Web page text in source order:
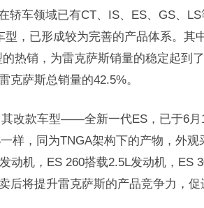
轿车领域已有CT、IS、ES、GS、
型，已形成较为完善的产品体系。
热销，为雷克萨斯销量的稳定起到
克萨斯总销量的42.5%。
其改款车型——全新一代ES，已于6
样，同为TNGA架构下的产物，外
动机，ES 260搭载2.5L发动机，ES
后将提升雷克萨斯的产品竞争力，促